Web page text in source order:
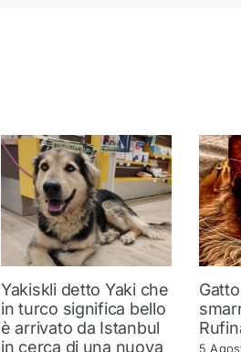
Yakiskli detto Yaki che
in turco significa bello
è arrivato da Istanbul
in cerca di una nuova
5